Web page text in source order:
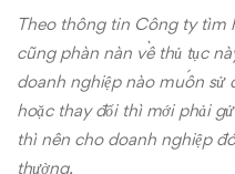
Theo thông tin Công ty tìm
cũng phàn nàn về thủ tục
doanh nghiệp nào muốn sử
hoặc thay đổi thì mới phải
thì nên cho doanh nghiệp
thường.